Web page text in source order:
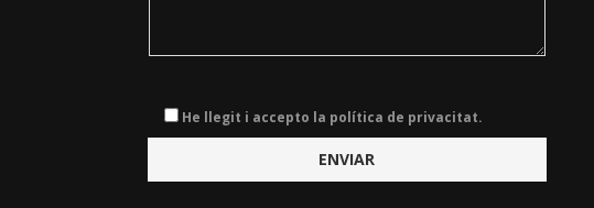
He llegit i accepto la política de privacitat.